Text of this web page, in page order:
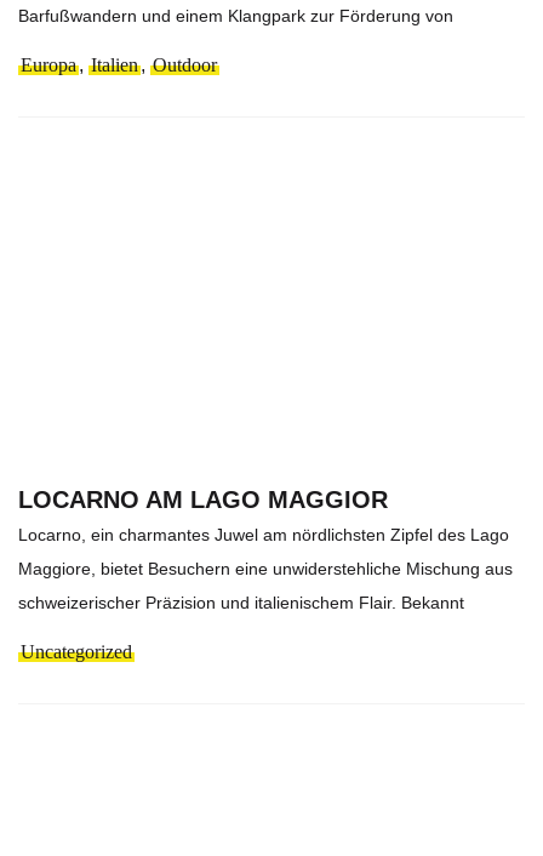
Barfußwandern und einem Klangpark zur Förderung von
Europa, Italien, Outdoor
LOCARNO AM LAGO MAGGIOR
Locarno, ein charmantes Juwel am nördlichsten Zipfel des Lago
Maggiore, bietet Besuchern eine unwiderstehliche Mischung aus
schweizerischer Präzision und italienischem Flair. Bekannt
Uncategorized